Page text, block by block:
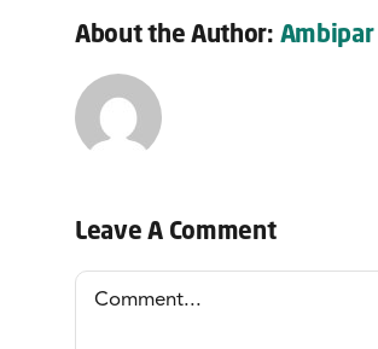
About the Author: Ambipar
Leave A Comment
Comment